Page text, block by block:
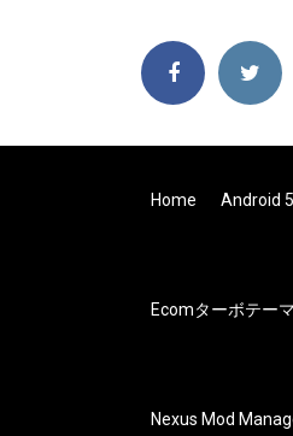
Home Android
Ecomターボテー
Nexus Mod